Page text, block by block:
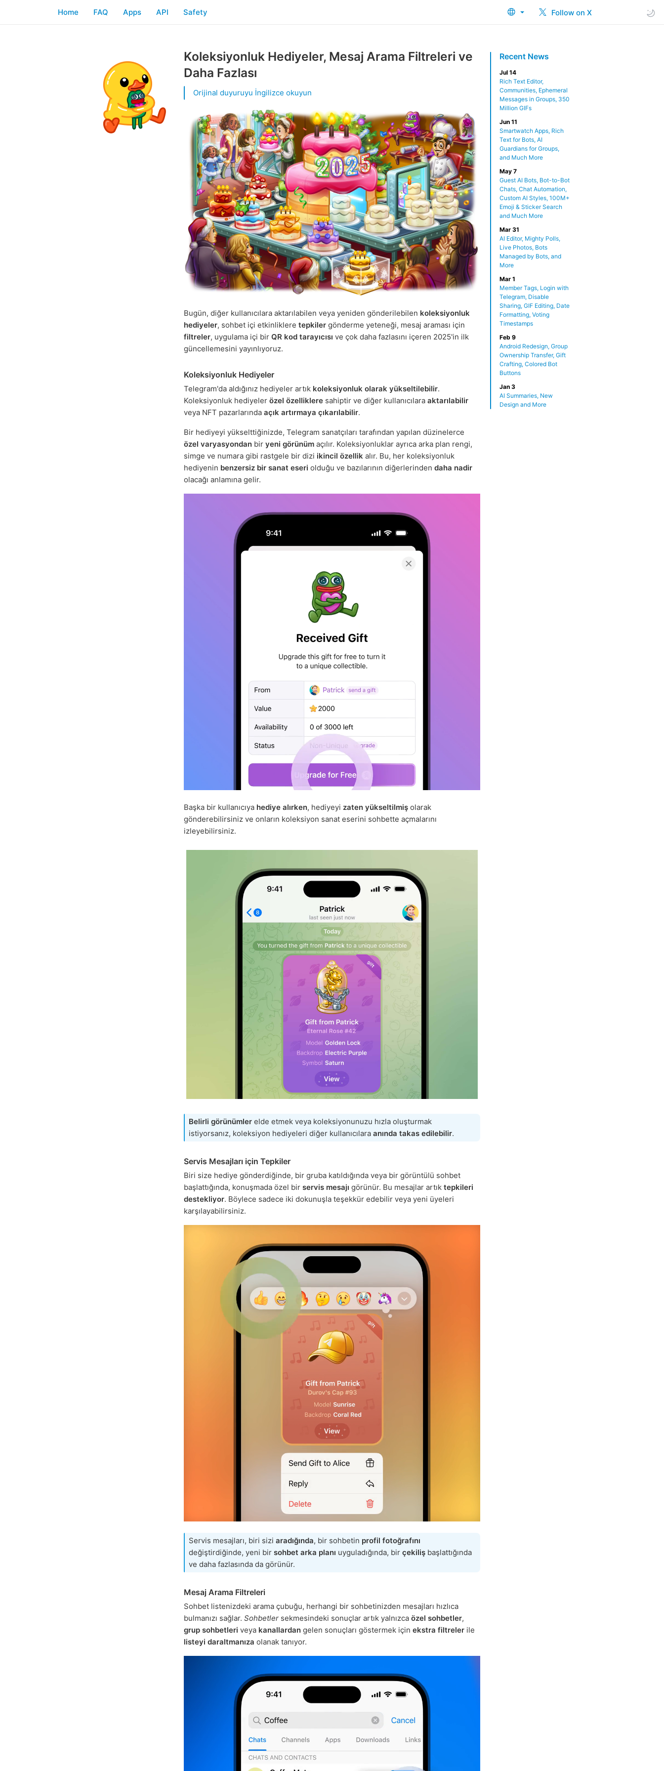
Follow on X
Home FAQ Apps API Safety
Recent News
Jul 14
Rich Text Editor,
Communities, Ephemeral
Messages in Groups, 350
Million GIFs
Jun 11
Smartwatch Apps, Rich
Text for Bots, AI
Guardians for Groups,
and Much More
May 7
Guest AI Bots, Bot-to-Bot
Chats, Chat Automation,
Custom AI Styles, 100M+
Emoji & Sticker Search
and Much More
Mar 31
AI Editor, Mighty Polls,
Live Photos, Bots
Managed by Bots, and
More
Mar 1
Member Tags, Login with
Telegram, Disable
Sharing, GIF Editing, Date
Formatting, Voting
Timestamps
Feb 9
Android Redesign, Group
Ownership Transfer, Gift
Crafting, Colored Bot
Buttons
Jan 3
AI Summaries, New
Design and More
Koleksiyonluk Hediyeler, Mesaj Arama Filtreleri ve
Daha Fazlası
Orijinal duyuruyu İngilizce okuyun
Bugün, diğer kullanıcılara aktarılabilen veya yeniden gönderilebilen koleksiyonluk
hediyeler, sohbet içi etkinliklere tepkiler gönderme yeteneği, mesaj araması için
filtreler, uygulama içi bir QR kod tarayıcısı ve çok daha fazlasını içeren 2025'in ilk
güncellemesini yayınlıyoruz.
Koleksiyonluk Hediyeler
Telegram'da aldığınız hediyeler artık koleksiyonluk olarak yükseltilebilir.
Koleksiyonluk hediyeler özel özelliklere sahiptir ve diğer kullanıcılara aktarılabilir
veya NFT pazarlarında açık artırmaya çıkarılabilir.
Bir hediyeyi yükselttiğinizde, Telegram sanatçıları tarafından yapılan düzinelerce
özel varyasyondan bir yeni görünüm açılır. Koleksiyonluklar ayrıca arka plan rengi,
simge ve numara gibi rastgele bir dizi ikincil özellik alır. Bu, her koleksiyonluk
hediyenin benzersiz bir sanat eseri olduğu ve bazılarının diğerlerinden daha nadir
olacağı anlamına gelir.
Başka bir kullanıcıya hediye alırken, hediyeyi zaten yükseltilmiş olarak
gönderebilirsiniz ve onların koleksiyon sanat eserini sohbette açmalarını
izleyebilirsiniz.
Belirli görünümler elde etmek veya koleksiyonunuzu hızla oluşturmak
istiyorsanız, koleksiyon hediyeleri diğer kullanıcılara anında takas edilebilir.
Servis Mesajları için Tepkiler
Biri size hediye gönderdiğinde, bir gruba katıldığında veya bir görüntülü sohbet
başlattığında, konuşmada özel bir servis mesajı görünür. Bu mesajlar artık tepkileri
destekliyor. Böylece sadece iki dokunuşla teşekkür edebilir veya yeni üyeleri
karşılayabilirsiniz.
Servis mesajları, biri sizi aradığında, bir sohbetin profil fotoğrafını
değiştirdiğinde, yeni bir sohbet arka planı uyguladığında, bir çekiliş başlattığında
ve daha fazlasında da görünür.
Mesaj Arama Filtreleri
Sohbet listenizdeki arama çubuğu, herhangi bir sohbetinizden mesajları hızlıca
bulmanızı sağlar. Sohbetler sekmesindeki sonuçlar artık yalnızca özel sohbetler,
grup sohbetleri veya kanallardan gelen sonuçları göstermek için ekstra filtreler ile
listeyi daraltmanıza olanak tanıyor.